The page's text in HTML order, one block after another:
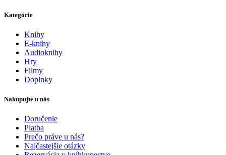
Kategórie
Knihy
E-knihy
Audioknihy
Hry
Filmy
Doplnky
Nakupujte u nás
Doručenie
Platba
Prečo práve u nás?
Najčastejšie otázky